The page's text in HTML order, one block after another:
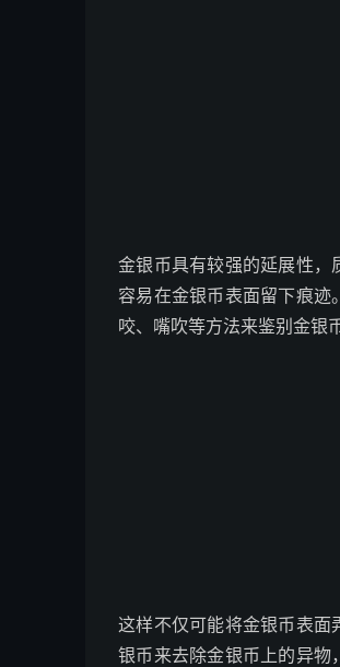
金银币具有较强的延展性，
容易在金银币表面留下痕
咬、嘴吹等方法来鉴别金银
这样不仅可能将金银币表
银币来去除金银币上的异物